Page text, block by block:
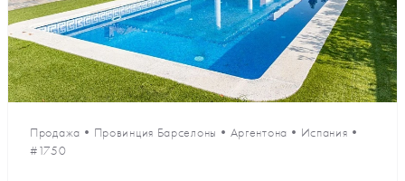
Продажа • Провинция Барселоны • Аргентона • Испания •
#1750